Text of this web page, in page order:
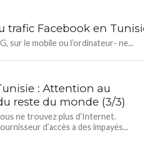
trafic Facebook en
sur le mobile ou l’ordinateur- ne...
: Attention au
reste du monde (3/3)
ne trouvez plus d’Internet.
d’accès a des impayés...